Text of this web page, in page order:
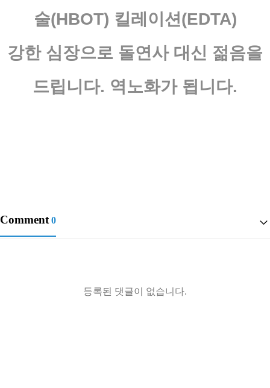
술(HBOT) 킬레이션(EDTA)
강한 심장으로 돌연사 대신 젊음을
드립니다. 역노화가 됩니다.
Comment 0
등록된 댓글이 없습니다.